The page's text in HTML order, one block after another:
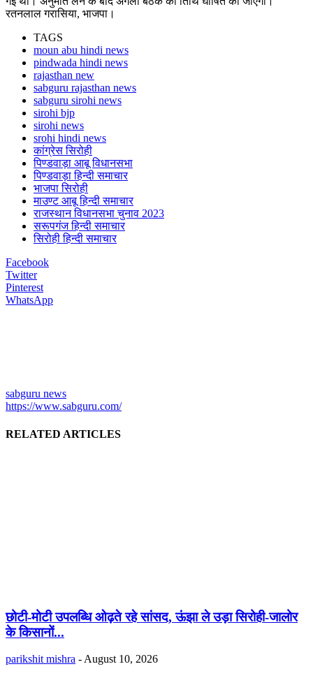
रतनलाल गरासिया, भाजपा।
TAGS
moun abu hindi news
pindwada hindi news
rajasthan new
sabguru rajasthan news
sabguru sirohi news
sirohi bjp
sirohi news
srohi hindi news
कांग्रेस सिरोही
पिण्डवाड़ा आबू विधानसभा
पिण्डवाड़ा हिन्दी समाचार
भाजपा सिरोही
माउण्ट आबू हिन्दी समाचार
राजस्थान विधानसभा चुनाव 2023
सरूपगंज हिन्दी समाचार
सिरोही हिन्दी समाचार
Facebook
Twitter
Pinterest
WhatsApp
sabguru news
https://www.sabguru.com/
RELATED ARTICLES
छोटी-मोटी उपलब्धि ओढ़ते रहे सांसद, ऊंझा ले उड़ा सिरोही-जालोर
के किसानों...
parikshit mishra - August 10, 2026